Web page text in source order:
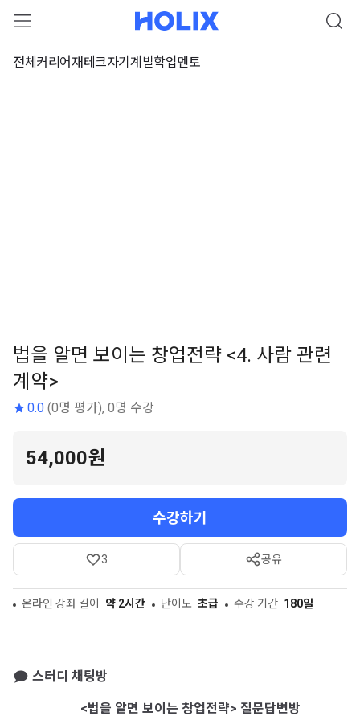
전체 커리어재테크자기계발학업멘토
좌 미리보기
법을 알면 보이는 창업전략 <4. 사람 관련
계약>
0.0 (0명 평가), 0명 수강
54,000원
수강하기
3 공유
온라인 강좌 길이 약 2시간 난이도 초급 수강 기간 180일
스터디 채팅방
<법을 알면 보이는 창업전략> 질문답변방